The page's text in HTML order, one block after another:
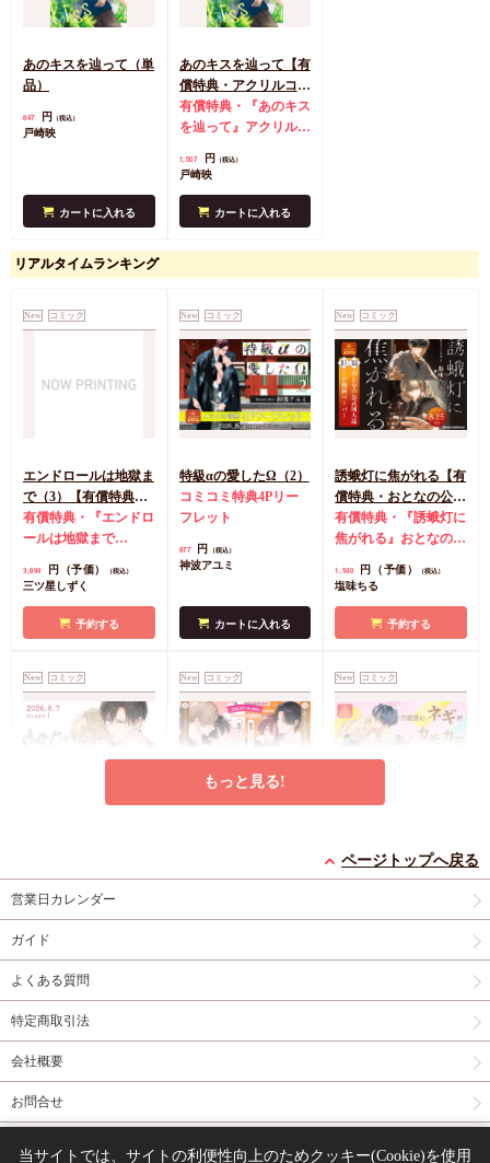
あのキスを辿って（単
品）
847 円 （税込）
戸崎映
カートに入れる
あのキスを辿って【有
償特典・アクリルコー
スター】
有償特典・『あのキス
を辿って』アクリルコ
1,507 円 （税込）
戸崎映
カートに入れる
リアルタイムランキング
New コミック
エンドロールは地獄ま
で（3）【有償特典・
小冊子＋箔押しA5ア
クリルボード】
有償特典・『エンドロ
ールは地獄まで
典・『エンドロールは
しA5アクリルボード
コミコミ特典8P小冊
風A5イラストカード
3,894 円（予価） （税込）
三ツ星しずく
予約する
New コミック
特級αの愛したΩ（2）
コミコミ特典4Pリー
フレット
877 円 （税込）
神波アユミ
カートに入れる
New コミック
誘蛾灯に焦がれる【有
償特典・おとなの公式
同人誌】
有償特典・『誘蛾灯に
焦がれる』おとなの公
典漫画ペーパー
1,540 円（予価） （税込）
塩味ちる
予約する
New コミック
有償特典・『うなじに
恋の痕』12P小冊子
1,295
永乃あづみ
カートに入れる
New コミック
ず【有償】+柴崎さん
償】』【8/17締切！予
選)】
2冊セット購入特典・
子＆ミニクリアカード
くらげと恋知らず』お
償特典・『柴崎さんの
アクリルカードキーホ
4種) 店舗共通特典ペ
ーパー2枚
New コミック
カモカモ【有償特典・
小冊子】【予約キャン
ら受付開始】
有償特典・『冷蔵庫に
モ』12P小冊子 店舗共
New コミック New コミック New コミック
もっと見る!
ページトップへ戻る
営業日カレンダー
ガイド
よくある質問
特定商取引法
会社概要
お問合せ
当サイトでは、サイトの利便性向上のためクッキー(Cookie)を使用